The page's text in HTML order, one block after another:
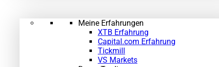
Meine Erfahrungen
XTB Erfahrung
Capital.com Erfahrung
Tickmill
VS Markets